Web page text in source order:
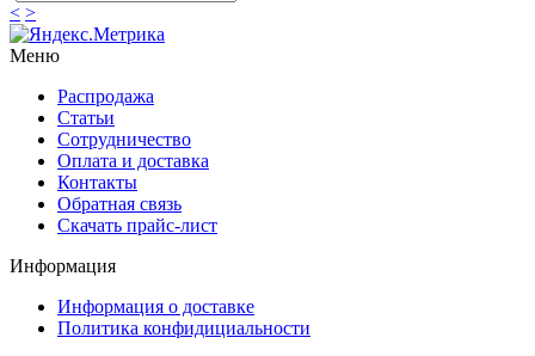
< >
Меню
Распродажа
Статьи
Сотрудничество
Оплата и доставка
Контакты
Обратная связь
Скачать прайс-лист
Информация
Информация о доставке
Политика конфидициальности